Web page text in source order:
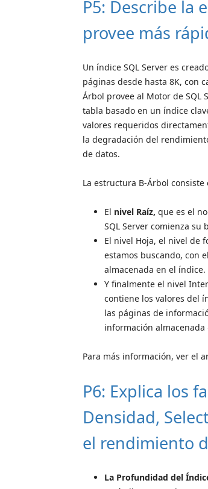
P5: Describe la
provee más
Un índice SQL Server es
páginas desde hasta 8K, con
Árbol provee al Motor de SQL
tabla basado en un índice
valores requeridos
la degradación del
de datos.
La estructura B-Árbol
El nivel Raíz, que es el
SQL Server comienza
El nivel Hoja, el nivel de
estamos buscando, con
almacenada en el índice.
Y finalmente el nivel
contiene los valores del
las páginas de
información almacenada
Para más información, ver el
P6: Explica los
Densidad,
el rendimiento
La Profundidad del